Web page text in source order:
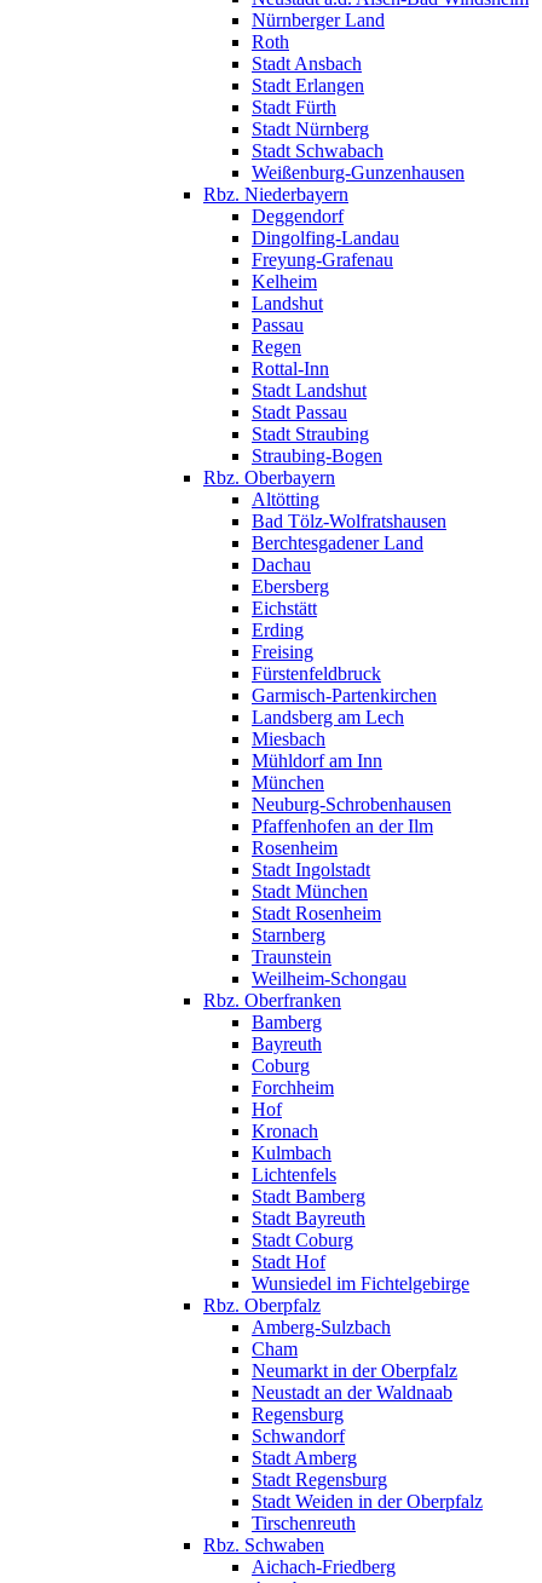
Nürnberger Land
Roth
Stadt Ansbach
Stadt Erlangen
Stadt Fürth
Stadt Nürnberg
Stadt Schwabach
Weißenburg-Gunzenhausen
Rbz. Niederbayern
Deggendorf
Dingolfing-Landau
Freyung-Grafenau
Kelheim
Landshut
Passau
Regen
Rottal-Inn
Stadt Landshut
Stadt Passau
Stadt Straubing
Straubing-Bogen
Rbz. Oberbayern
Altötting
Bad Tölz-Wolfratshausen
Berchtesgadener Land
Dachau
Ebersberg
Eichstätt
Erding
Freising
Fürstenfeldbruck
Garmisch-Partenkirchen
Landsberg am Lech
Miesbach
Mühldorf am Inn
München
Neuburg-Schrobenhausen
Pfaffenhofen an der Ilm
Rosenheim
Stadt Ingolstadt
Stadt München
Stadt Rosenheim
Starnberg
Traunstein
Weilheim-Schongau
Rbz. Oberfranken
Bamberg
Bayreuth
Coburg
Forchheim
Hof
Kronach
Kulmbach
Lichtenfels
Stadt Bamberg
Stadt Bayreuth
Stadt Coburg
Stadt Hof
Wunsiedel im Fichtelgebirge
Rbz. Oberpfalz
Amberg-Sulzbach
Cham
Neumarkt in der Oberpfalz
Neustadt an der Waldnaab
Regensburg
Schwandorf
Stadt Amberg
Stadt Regensburg
Stadt Weiden in der Oberpfalz
Tirschenreuth
Rbz. Schwaben
Aichach-Friedberg